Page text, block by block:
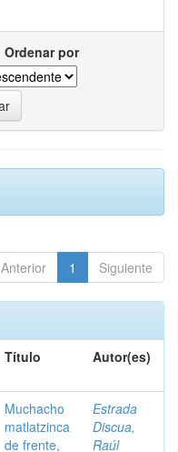
Ordenar por
Anterior 1 Siguiente
Título Autor(es)
Muchacho
matlatzinca
de frente,
Estrada
Discua,
Raúl